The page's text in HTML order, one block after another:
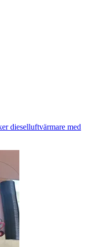
dieselluftvärmare med